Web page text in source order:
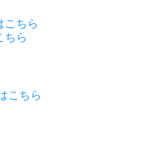
こちら
ちら
こちら